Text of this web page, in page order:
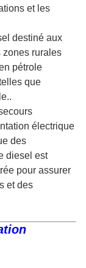
et les
destiné aux
zones rurales
pétrole
que
électrique
des
diesel est
pour assurer
et des